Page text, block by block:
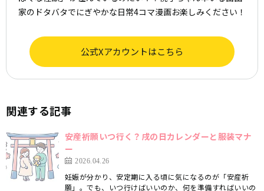
家のドタバタでにぎやかな日常4コマ漫画お楽しみください！
公式Xアカウントはこちら
関連する記事
安産祈願いつ行く？戌の日カレンダーと服装マナ
ー
2026.04.26
妊娠が分かり、安定期に入る頃に気になるのが「安産祈
願」。でも、いつ行けばいいのか、何を準備すればいいの